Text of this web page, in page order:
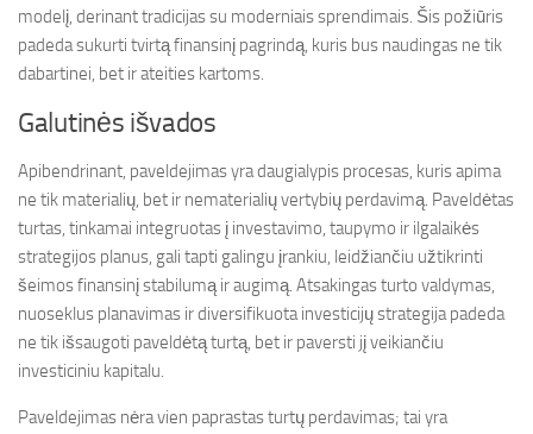
modelį, derinant tradicijas su moderniais sprendimais. Šis požiūris
padeda sukurti tvirtą finansinį pagrindą, kuris bus naudingas ne tik
dabartinei, bet ir ateities kartoms.
Galutinės išvados
Apibendrinant, paveldejimas yra daugialypis procesas, kuris apima
ne tik materialių, bet ir nematerialių vertybių perdavimą. Paveldėtas
turtas, tinkamai integruotas į investavimo, taupymo ir ilgalaikės
strategijos planus, gali tapti galingu įrankiu, leidžiančiu užtikrinti
šeimos finansinį stabilumą ir augimą. Atsakingas turto valdymas,
nuoseklus planavimas ir diversifikuota investicijų strategija padeda
ne tik išsaugoti paveldėtą turtą, bet ir paversti jį veikiančiu
investiciniu kapitalu.
Paveldejimas nėra vien paprastas turtų perdavimas; tai yra